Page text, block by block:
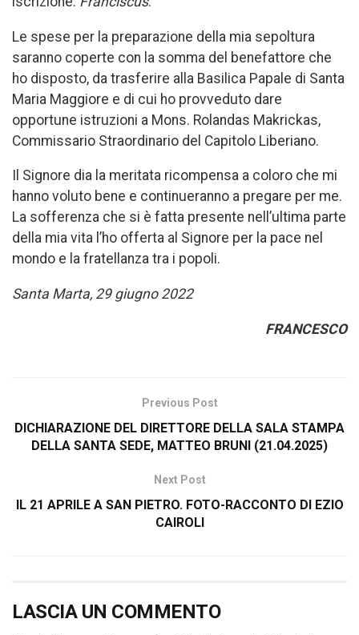
Le spese per la preparazione della mia sepoltura
saranno coperte con la somma del benefattore che
ho disposto, da trasferire alla Basilica Papale di Santa
Maria Maggiore e di cui ho provveduto dare
opportune istruzioni a Mons. Rolandas Makrickas,
Commissario Straordinario del Capitolo Liberiano.
Il Signore dia la meritata ricompensa a coloro che mi
hanno voluto bene e continueranno a pregare per me.
La sofferenza che si è fatta presente nell’ultima parte
della mia vita l’ho offerta al Signore per la pace nel
mondo e la fratellanza tra i popoli.
Santa Marta, 29 giugno 2022
FRANCESCO
Previous Post
DICHIARAZIONE DEL DIRETTORE DELLA SALA STAMPA
DELLA SANTA SEDE, MATTEO BRUNI (21.04.2025)
Next Post
IL 21 APRILE A SAN PIETRO. FOTO-RACCONTO DI EZIO
CAIROLI
LASCIA UN COMMENTO